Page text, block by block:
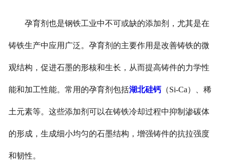
孕育剂也是钢铁工业中不可或缺的添加剂，尤其是在
铸铁生产中应用广泛。孕育剂的主要作用是改善铸铁的微
观结构，促进石墨的形核和生长，从而提高铸件的力学性
能和加工性能。常用的孕育剂包括湖北硅钙（Si-Ca）、稀
土元素等。这些添加剂可以在铸铁冷却过程中抑制渗碳体
的形成，生成细小均匀的石墨结构，增强铸件的抗拉强度
和韧性。